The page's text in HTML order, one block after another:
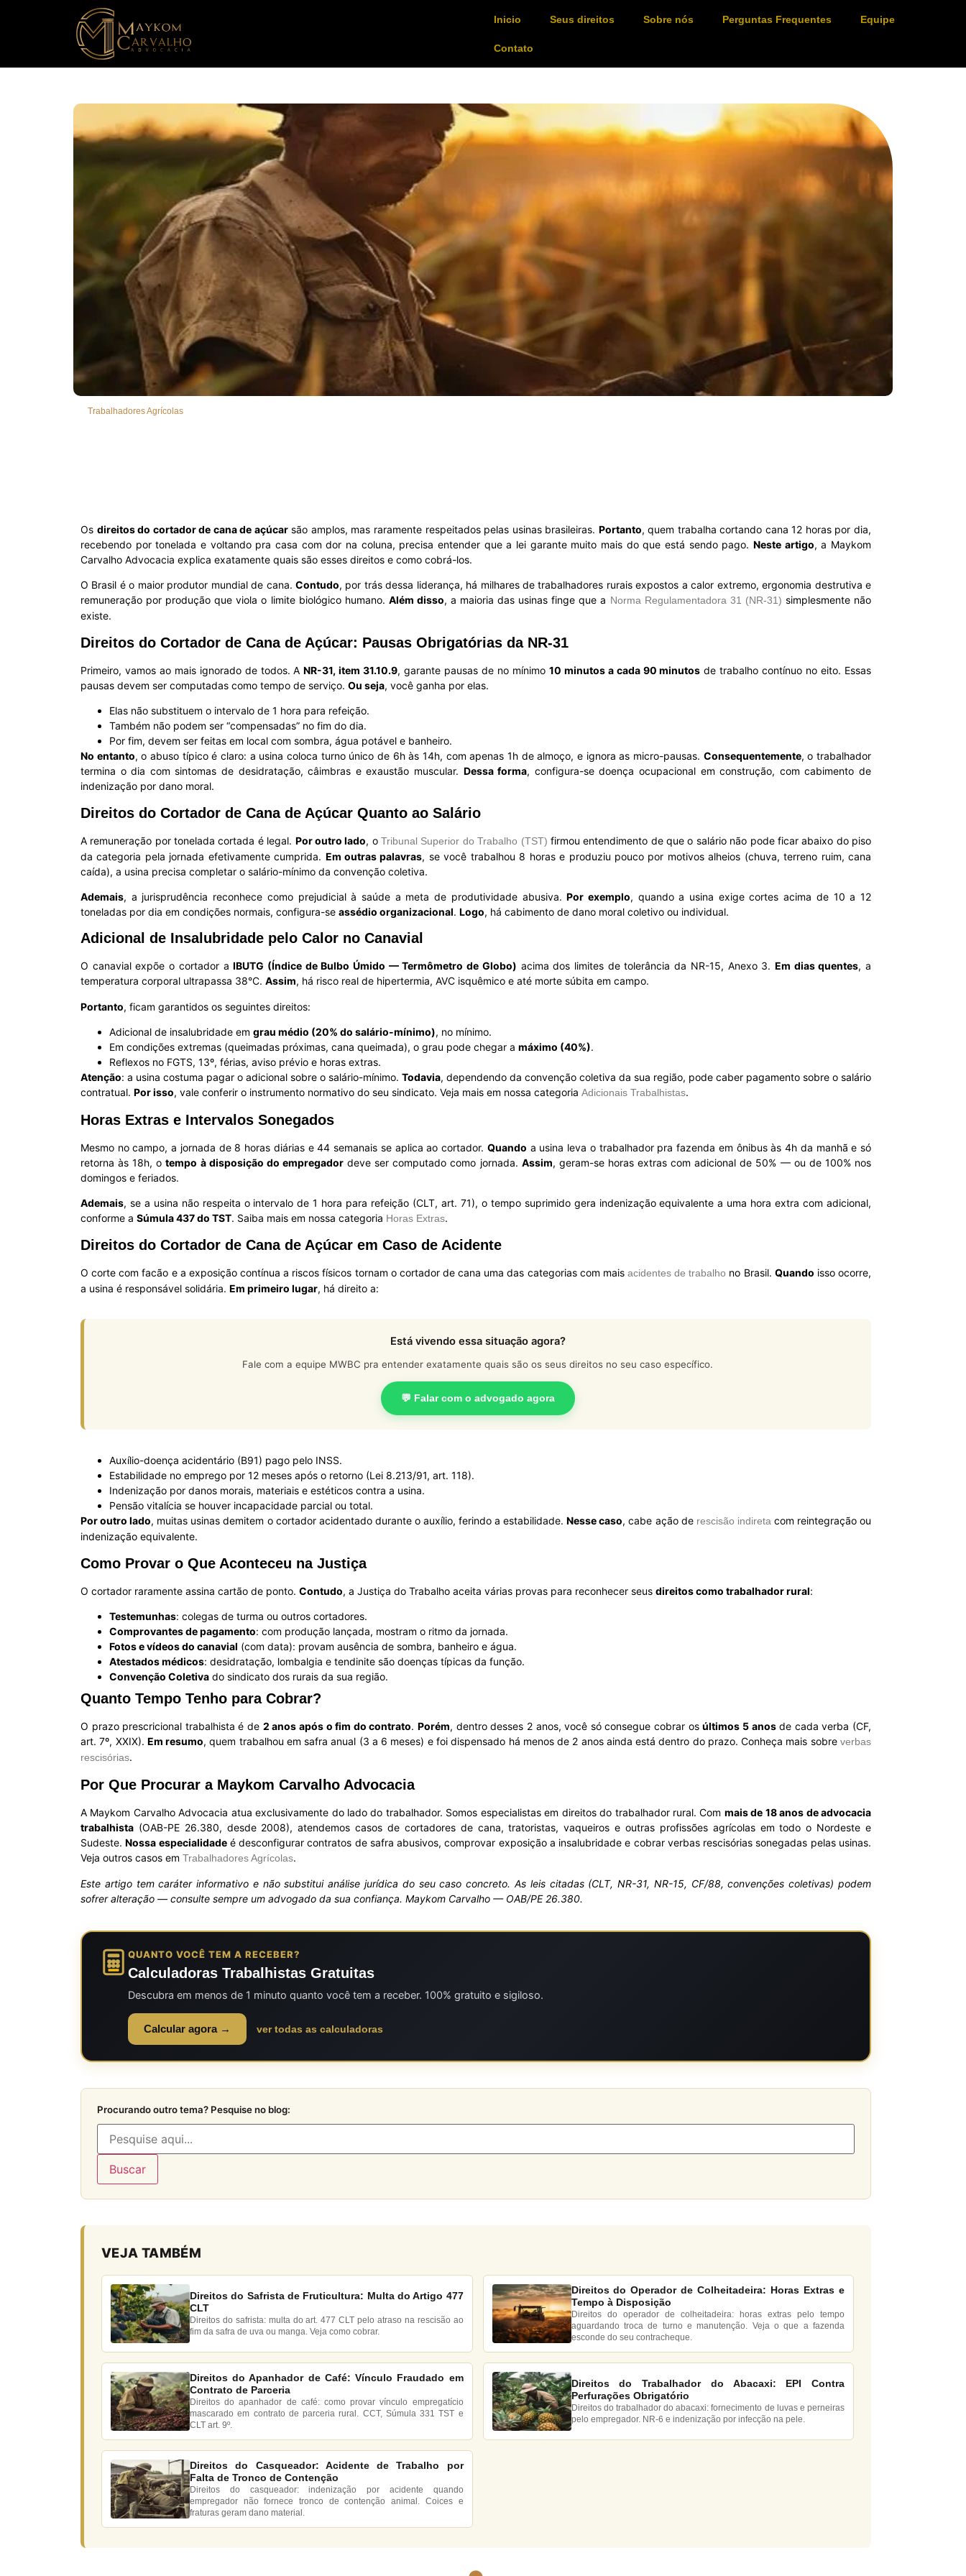
Inicio Seus direitos Sobre nós Perguntas Frequentes Equipe
Contato
Trabalhadores Agrícolas
Os direitos do cortador de cana de açúcarsão amplos, mas raramente respeitados pelas usinas brasileiras. Portanto, quem trabalha cortando cana 12 horas por dia,
recebendo por tonelada e voltando pra casa com dor na coluna, precisa entender que a lei garante muito mais do que está sendo pago. Neste artigo, a Maykom
Carvalho Advocacia explica exatamente quais são esses direitos e como cobrá-los.
O Brasil é o maior produtor mundial de cana. Contudo, por trás dessa liderança, há milhares de trabalhadores rurais expostos a calor extremo, ergonomia destrutiva e
remuneração por produção que viola o limite biológico humano. Além disso, a maioria das usinas finge que a Norma Regulamentadora 31 (NR-31) simplesmente não
existe.
Direitos do Cortador de Cana de Açúcar: Pausas Obrigatórias da NR-31
Primeiro, vamos ao mais ignorado de todos. ANR-31, item 31.10.9, garante pausas de no mínimo 10 minutos a cada 90 minutos de trabalho contínuo no eito. Essas
pausas devem ser computadas como tempo de serviço. Ou seja, você ganha por elas.
Elas não substituem o intervalo de 1 hora para refeição.
Também não podem ser “compensadas” no fim do dia.
Por fim, devem ser feitas em local com sombra, água potável e banheiro.
No entanto, o abuso típico é claro: a usina coloca turno único de 6h às 14h, com apenas 1h de almoço, e ignora as micro-pausas. Consequentemente, o trabalhador
termina o dia com sintomas de desidratação, câimbras e exaustão muscular. Dessa forma, configura-se doença ocupacional em construção, com cabimento de
indenização por dano moral.
Direitos do Cortador de Cana de Açúcar Quanto ao Salário
A remuneração por tonelada cortada é legal. Por outro lado, oTribunal Superior do Trabalho (TST) firmou entendimento de que o salário não pode ficar abaixo do piso
da categoria pela jornada efetivamente cumprida. Em outras palavras, se você trabalhou 8 horas e produziu pouco por motivos alheios (chuva, terreno ruim, cana
caída), a usina precisa completar o salário-mínimo da convenção coletiva.
Ademais, a jurisprudência reconhece como prejudicial à saúde a meta de produtividade abusiva.Por exemplo, quando a usina exige cortes acima de 10 a 12
toneladas por dia em condições normais, configura-se assédio organizacional. Logo, há cabimento de dano moral coletivo ou individual.
Adicional de Insalubridade pelo Calor no Canavial
O canavial expõe o cortador aIBUTG (Índice de Bulbo Úmido — Termômetro de Globo) acima dos limites de tolerância da NR-15, Anexo 3. Em dias quentes, a
temperatura corporal ultrapassa 38°C. Assim, há risco real de hipertermia, AVC isquêmico e até morte súbita em campo.
Portanto, ficam garantidos os seguintes direitos:
Adicional de insalubridade em grau médio (20% do salário-mínimo), no mínimo.
Em condições extremas (queimadas próximas, cana queimada), o grau pode chegar a máximo (40%).
Reflexos no FGTS, 13º, férias, aviso prévio e horas extras.
Atenção: a usina costuma pagar o adicional sobre o salário-mínimo. Todavia, dependendo da convenção coletiva da sua região, pode caber pagamento sobre o salário
contratual. Por isso, vale conferir o instrumento normativo do seu sindicato. Veja mais em nossa categoria Adicionais Trabalhistas.
Horas Extras e Intervalos Sonegados
Mesmo no campo, a jornada de 8 horas diárias e 44 semanais se aplica ao cortador. Quando a usina leva o trabalhador pra fazenda em ônibus às 4h da manhã e só
retorna às 18h, otempo à disposição do empregadordeve ser computado como jornada. Assim, geram-se horas extras com adicional de 50% — ou de 100% nos
domingos e feriados.
Ademais, se a usina não respeita o intervalo de 1 hora para refeição (CLT, art. 71), o tempo suprimido gera indenização equivalente a uma hora extra com adicional,
conforme a Súmula 437 do TST. Saiba mais em nossa categoria Horas Extras.
Direitos do Cortador de Cana de Açúcar em Caso de Acidente
O corte com facão e a exposição contínua a riscos físicos tornam o cortador de cana uma das categorias com mais acidentes de trabalho no Brasil. Quando isso ocorre,
a usina é responsável solidária. Em primeiro lugar, há direito a:
Está vivendo essa situação agora?
Fale com a equipe MWBC pra entender exatamente quais são os seus direitos no seu caso específico.
💬 Falar com o advogado agora
Auxílio-doença acidentário (B91) pago pelo INSS.
Estabilidade no emprego por 12 meses após o retorno (Lei 8.213/91, art. 118).
Indenização por danos morais, materiais e estéticos contra a usina.
Pensão vitalícia se houver incapacidade parcial ou total.
Por outro lado, muitas usinas demitem o cortador acidentado durante o auxílio, ferindo a estabilidade.Nesse caso, cabe ação de rescisão indireta com reintegração ou
indenização equivalente.
Como Provar o Que Aconteceu na Justiça
O cortador raramente assina cartão de ponto. Contudo, a Justiça do Trabalho aceita várias provas para reconhecer seus direitos como trabalhador rural:
Testemunhas: colegas de turma ou outros cortadores.
Comprovantes de pagamento: com produção lançada, mostram o ritmo da jornada.
Fotos e vídeos do canavial (com data): provam ausência de sombra, banheiro e água.
Atestados médicos: desidratação, lombalgia e tendinite são doenças típicas da função.
Convenção Coletiva do sindicato dos rurais da sua região.
Quanto Tempo Tenho para Cobrar?
O prazo prescricional trabalhista é de 2 anos após o fim do contrato.Porém, dentro desses 2 anos, você só consegue cobrar osúltimos 5 anosde cada verba (CF,
art. 7º, XXIX). Em resumo, quem trabalhou em safra anual (3 a 6 meses) e foi dispensado há menos de 2 anos ainda está dentro do prazo. Conheça mais sobreverbas
rescisórias.
Por Que Procurar a Maykom Carvalho Advocacia
A Maykom Carvalho Advocacia atua exclusivamente do lado do trabalhador. Somos especialistas em direitos do trabalhador rural. Com mais de 18 anos de advocacia
trabalhista (OAB-PE 26.380, desde 2008), atendemos casos de cortadores de cana, tratoristas, vaqueiros e outras profissões agrícolas em todo o Nordeste e
Sudeste.Nossa especialidadeé desconfigurar contratos de safra abusivos, comprovar exposição a insalubridade e cobrar verbas rescisórias sonegadas pelas usinas.
Veja outros casos em Trabalhadores Agrícolas.
Este artigo tem caráter informativo e não substitui análise jurídica do seu caso concreto. As leis citadas (CLT, NR-31, NR-15, CF/88, convenções coletivas) podem
sofrer alteração — consulte sempre um advogado da sua confiança. Maykom Carvalho — OAB/PE 26.380.
QUANTO VOCÊ TEM A RECEBER?
Calculadoras Trabalhistas Gratuitas
Descubra em menos de 1 minuto quanto você tem a receber. 100% gratuito e sigiloso.
Calcular agora → ver todas as calculadoras
Procurando outro tema? Pesquise no blog:
Buscar
VEJA TAMBÉM
Direitos do Safrista de Fruticultura: Multa do Artigo 477
CLT
Direitos do safrista: multa do art. 477 CLT pelo atraso na rescisão ao
fim da safra de uva ou manga. Veja como cobrar.
Direitos do Operador de Colheitadeira: Horas Extras e
Tempo à Disposição
Direitos do operador de colheitadeira: horas extras pelo tempo
aguardando troca de turno e manutenção. Veja o que a fazenda
esconde do seu contracheque.
Direitos do Apanhador de Café: Vínculo Fraudado em
Contrato de Parceria
Direitos do apanhador de café: como provar vínculo empregatício
mascarado em contrato de parceria rural. CCT, Súmula 331 TST e
CLT art. 9º.
Direitos do Trabalhador do Abacaxi: EPI Contra
Perfurações Obrigatório
Direitos do trabalhador do abacaxi: fornecimento de luvas e perneiras
pelo empregador. NR-6 e indenização por infecção na pele.
Direitos do Casqueador: Acidente de Trabalho por
Falta de Tronco de Contenção
Direitos do casqueador: indenização por acidente quando
empregador não fornece tronco de contenção animal. Coices e
fraturas geram dano material.